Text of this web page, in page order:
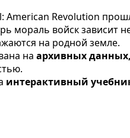
Revolution
мораль войск зависит
на родной земле.
на архивных
интерактивный